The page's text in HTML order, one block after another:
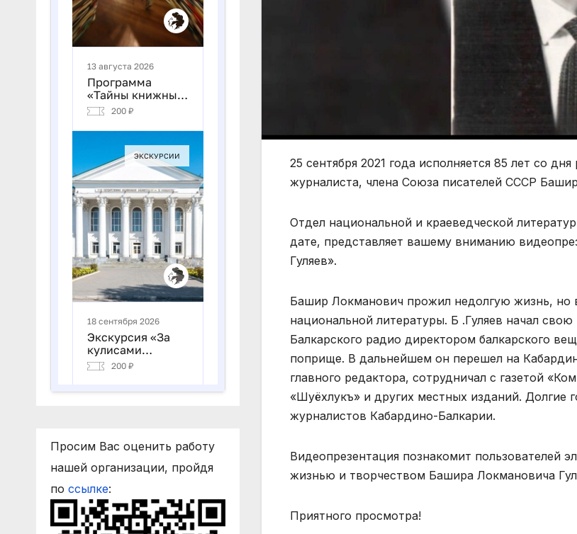
Просим Вас оценить работу
нашей организации, пройдя
по ссылке:
25 сентября 2021 года исполняется 85 лет со
журналиста, члена Союза писателей СССР
Отдел национальной и краеведческой
дате, представляет вашему вниманию
Гуляев».
Башир Локманович прожил недолгую жизнь, но
национальной литературы. Б .Гуляев начал
Балкарского радио директором балкарского
поприще. В дальнейшем он перешел на
главного редактора, сотрудничал с газетой
«Шуёхлукъ» и других местных изданий. Долгие
журналистов Кабардино-Балкарии.
Видеопрезентация познакомит пользователей
жизнью и творчеством Башира Локмановича
Приятного просмотра!